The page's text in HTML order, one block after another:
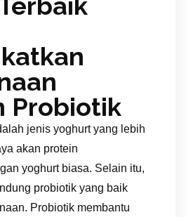
Probiotik
jenis yoghurt yang lebih
akan protein
yoghurt biasa. Selain itu,
probiotik yang baik
Probiotik membantu